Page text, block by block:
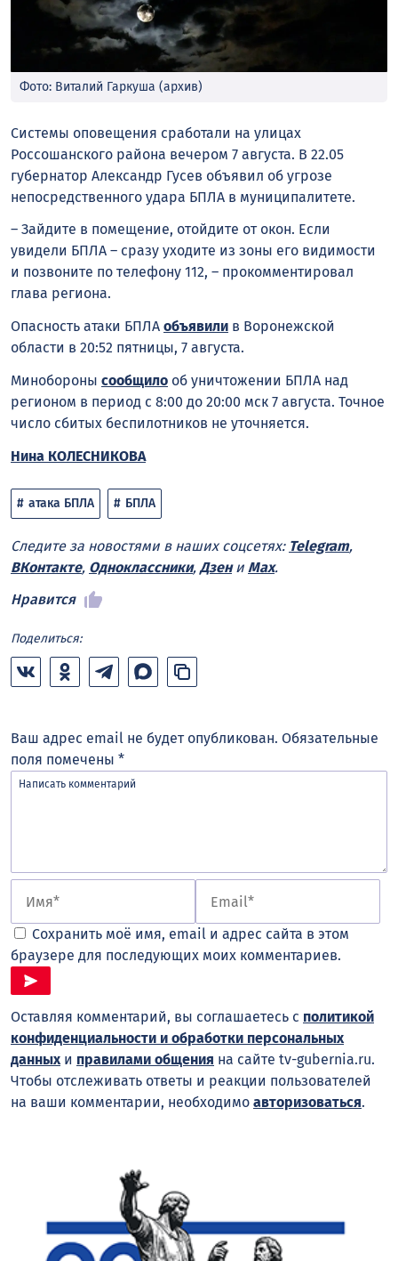
Фото: Виталий Гаркуша (архив)
Системы оповещения сработали на улицах
Россошанского района вечером 7 августа. В 22.05
губернатор Александр Гусев объявил об угрозе
непосредственного удара БПЛА в муниципалитете.
– Зайдите в помещение, отойдите от окон. Если
увидели БПЛА – сразу уходите из зоны его видимости
и позвоните по телефону 112, – прокомментировал
глава региона.
Опасность атаки БПЛА объявили в Воронежской
области в 20:52 пятницы, 7 августа.
Минобороны сообщило об уничтожении БПЛА над
регионом в период с 8:00 до 20:00 мск 7 августа. Точное
число сбитых беспилотников не уточняется.
Нина КОЛЕСНИКОВА
атака БПЛА БПЛА
Следите за новостями в наших соцсетях: Telegram,
ВКонтакте, Одноклассники, Дзени Max.
Нравится
Поделиться:
Ваш адрес email не будет опубликован. Обязательные
поля помечены *
Сохранить моё имя, email и адрес сайта в этом
браузере для последующих моих комментариев.
Оставляя комментарий, вы соглашаетесь с политикой
конфиденциальности и обработки персональных
данныхи правилами общения на сайте tv-gubernia.ru.
Чтобы отслеживать ответы и реакции пользователей
на ваши комментарии, необходимо авторизоваться.